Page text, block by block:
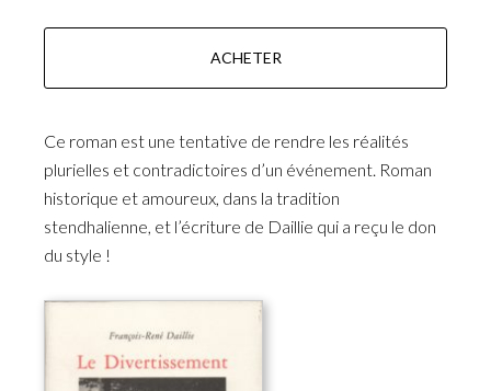
ACHETER
Ce roman est une tentative de rendre les réalités
plurielles et contradictoires d’un événement. Roman
historique et amoureux, dans la tradition
stendhalienne, et l’écriture de Daillie qui a reçu le don
du style !